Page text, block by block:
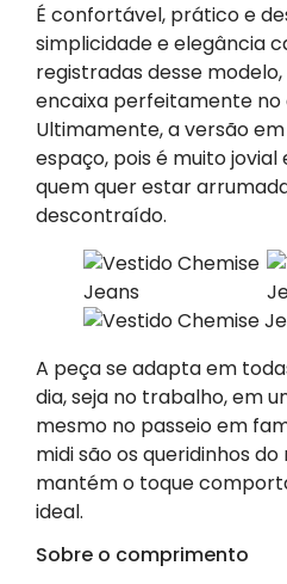
É confortável, prático e
simplicidade e elegância
registradas desse
encaixa perfeitamente no
Ultimamente, a versão
espaço, pois é muito
quem quer estar
descontraído.
A peça se adapta em
dia, seja no trabalho, em
mesmo no passeio em
midi são os queridinhos
mantém o toque
ideal.
Sobre o comprimento